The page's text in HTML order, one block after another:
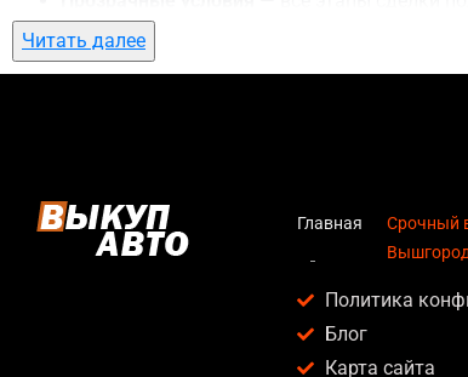
Гибкий подход
Честные цены— предлагаем до 95% от
Кому подойдет срочный выкуп
Услуга срочный выкуп авто в г. Вышгород
Владельцев автомобилей после аварии,
Читать далее
Главная
Срочный
Политика
Блог
Карта сайта